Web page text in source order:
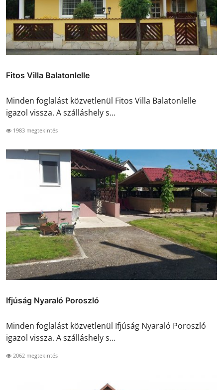
Fitos Villa Balatonlelle
Minden foglalást közvetlenül Fitos Villa Balatonlelle
igazol vissza. A szálláshely s...
1983 megtekintés
Ifjúság Nyaraló Poroszló
Minden foglalást közvetlenül Ifjúság Nyaraló Poroszló
igazol vissza. A szálláshely s...
2062 megtekintés